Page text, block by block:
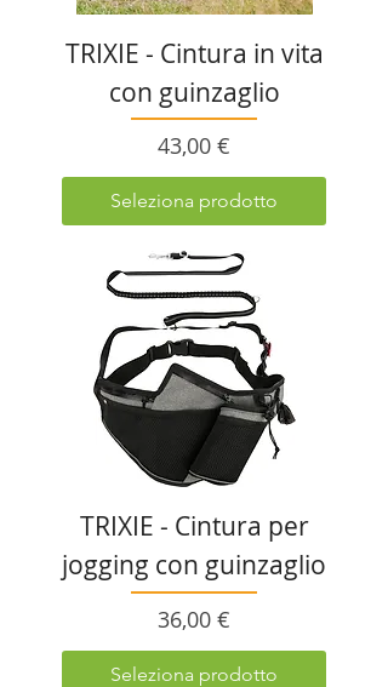
TRIXIE - Cintura in vita
con guinzaglio
Prezzo
43,00 €
Seleziona prodotto
TRIXIE - Cintura per
jogging con guinzaglio
Prezzo
36,00 €
Seleziona prodotto